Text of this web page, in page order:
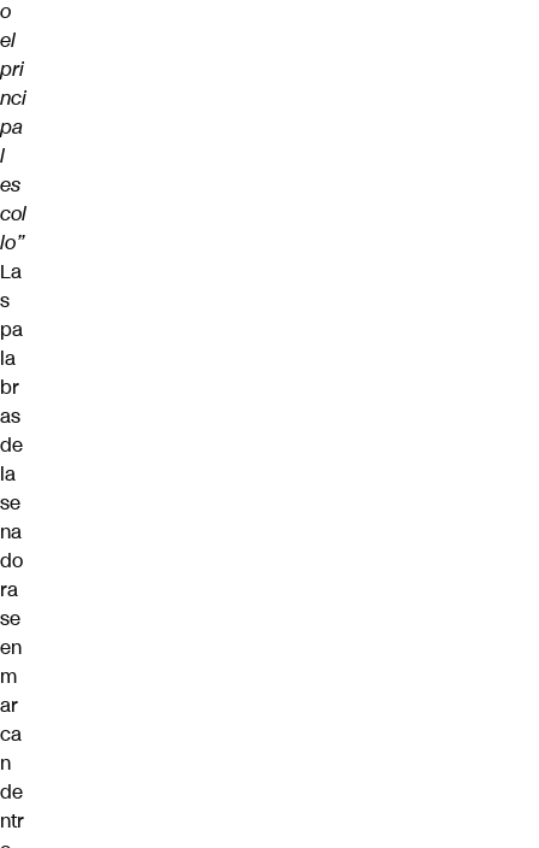
o
el
pri
nci
pa
l
es
col
lo”
La
s
pa
la
br
as
de
la
se
na
do
ra
se
en
m
ar
ca
n
de
ntr